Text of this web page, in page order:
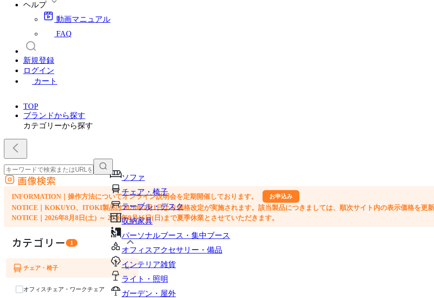
ヘルプ
動画マニュアル
FAQ
新規登録
ログイン
カート
TOP
ブランドから探す
カテゴリーから探す
ソファ
チェア・椅子
テーブル・デスク
収納家具
パーソナルブース・集中ブース
オフィスアクセサリー・備品
インテリア雑貨
ライト・照明
ガーデン・屋外
外部サイトの商品をカートに追加
他のサイトで見つけた商品ページのURLを貼り付けて、カートに追加できます
画像検索
INFORMATION｜操作方法についてオンライン説明会を定期開催しております。 お申込み
NOTICE｜KOKUYO、ITOKI製品は2026年7月1日より価格改定が実施されます。該当製品につきましては、順次サイト内の表示価格を更新
NOTICE｜2026年8月8日(土) ～ 2026年8月16日(日)まで夏季休業とさせていただきます。
カテゴリー 1
ソファ
チェア・椅子 ×
オフィスチェア・ワークチェア